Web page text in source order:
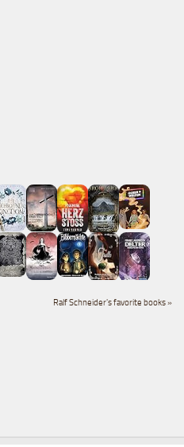
Ralf Schneider's favorite books »